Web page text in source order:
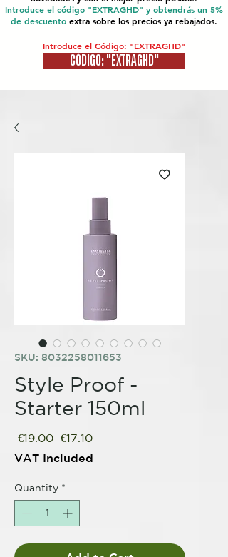
Introduce el código "EXTRAGHD" y obtendrás un 5%
de descuento extra sobre los precios ya rebajados.
Introduce el Código: "EXTRAGHD"
CÓDIGO: "EXTRAGHD"
SKU: 8032258011653
Style Proof -
Starter 150ml
€19.00 Regular
Price
€17.10Sale
Price
VAT Included
Quantity *